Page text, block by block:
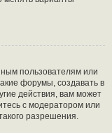
пользователям или
форумы, создавать в
действия, вам может
с модератором или
разрешения.